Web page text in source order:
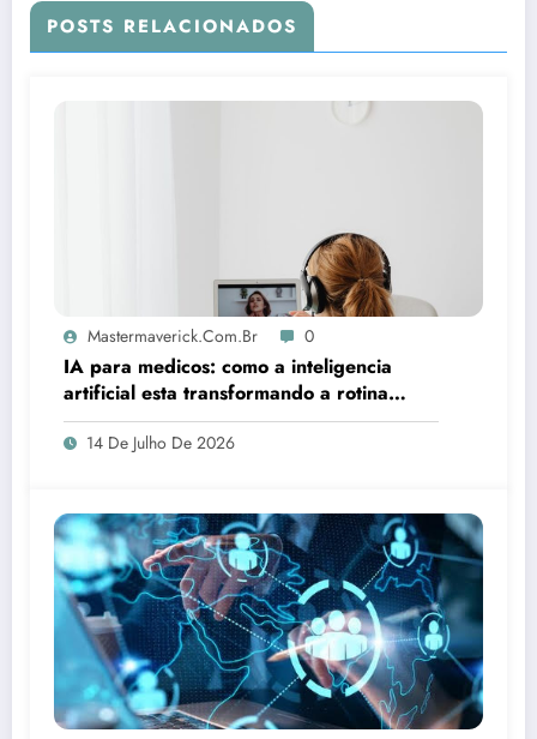
POSTS RELACIONADOS
Mastermaverick.com.br 0
IA para medicos: como a inteligencia
artificial esta transformando a rotina
clinica
14 De Julho De 2026